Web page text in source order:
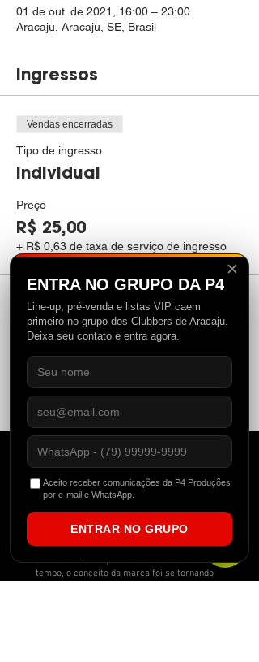
01 de out. de 2021, 16:00 – 23:00
Aracaju, Aracaju, SE, Brasil
Ingressos
Vendas encerradas
Tipo de ingresso
Individual
Preço
R$ 25,00
+ R$ 0,63 de taxa de serviço de ingresso
Compartilhe esse evento
P4 começou atuando como uma agitadora
cultural, evidenciando expoentes locais
através da produção de eventos. Com o
tempo, o conceito da marca foi se tornando
✕
ENTRA NO GRUPO DA P4
Line-up, pré-venda e listas VIP caem
primeiro no grupo dos Clubbers de Aracaju.
Deixa seu contato e entra agora.
Aceito receber comunicações da P4 Produções
por e-mail e WhatsApp.
ENTRAR NO GRUPO